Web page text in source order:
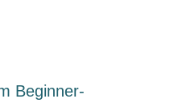
Beginner-